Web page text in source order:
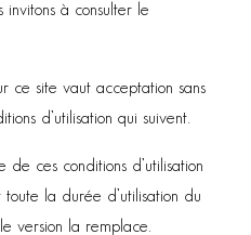
invitons à consulter le
ce site vaut acceptation sans
d’utilisation qui suivent.
de ces conditions d’utilisation
la durée d’utilisation du
version la remplace.